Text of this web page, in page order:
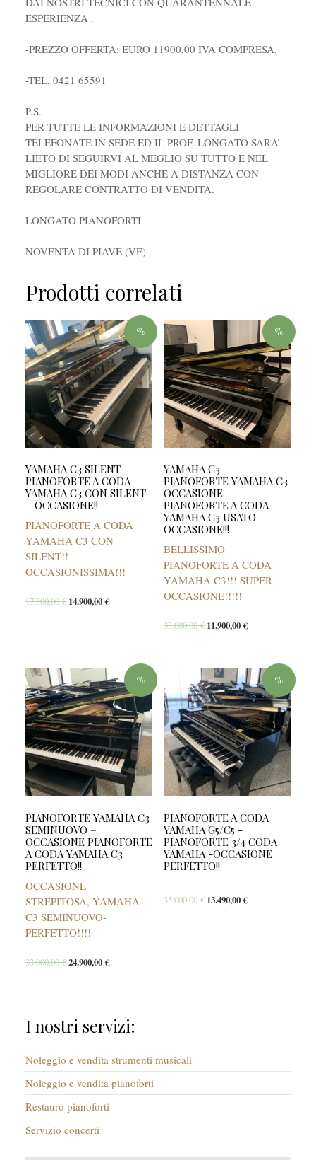
ESPERIENZA .
-PREZZO OFFERTA: EURO 11900,00 IVA COMPRESA.
-TEL. 0421 65591
P.S.
PER TUTTE LE INFORMAZIONI E DETTAGLI
TELEFONATE IN SEDE ED IL PROF. LONGATO SARA’
LIETO DI SEGUIRVI AL MEGLIO SU TUTTO E NEL
MIGLIORE DEI MODI ANCHE A DISTANZA CON
REGOLARE CONTRATTO DI VENDITA.
LONGATO PIANOFORTI
NOVENTA DI PIAVE (VE)
Prodotti correlati
%
YAMAHA C3 SILENT -
PIANOFORTE A CODA
YAMAHA C3 CON SILENT
– OCCASIONE!!
PIANOFORTE A CODA
YAMAHA C3 CON
SILENT!!
OCCASIONISSIMA!!!
17.500,00€ 14.900,00€
%
YAMAHA C3 –
PIANOFORTE YAMAHA C3
OCCASIONE –
PIANOFORTE A CODA
YAMAHA C3 USATO-
OCCASIONE!!!
BELLISSIMO
PIANOFORTE A CODA
YAMAHA C3!!! SUPER
OCCASIONE!!!!!
33.000,00€ 11.900,00€
%
PIANOFORTE YAMAHA C3
SEMINUOVO –
OCCASIONE PIANOFORTE
A CODA YAMAHA C3
PERFETTO!!
OCCASIONE
STREPITOSA, YAMAHA
C3 SEMINUOVO-
PERFETTO!!!!
33.000,00€24.900,00€
%
PIANOFORTE A CODA
YAMAHA G5/C5 -
PIANOFORTE 3/4 CODA
YAMAHA -OCCASIONE
PERFETTO!!
35.000,00€ 13.490,00€
I nostri servizi:
Noleggio e vendita strumenti musicali
Noleggio e vendita pianoforti
Restauro pianoforti
Servizio concerti